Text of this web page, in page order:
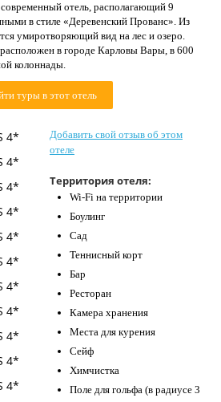
отель, располагающий 9
в стиле «Деревенский Прованс». Из
умиротворяющий вид на лес и озеро.
в городе Карловы Вары, в 600
колоннады.
туры в этот отель
Добавить свой отзыв об этом
отеле
Территория отеля:
Wi-Fi на территории
Боулинг
Сад
Теннисный корт
Бар
Ресторан
Камера хранения
Места для курения
Сейф
Химчистка
Поле для гольфа (в радиусе 3